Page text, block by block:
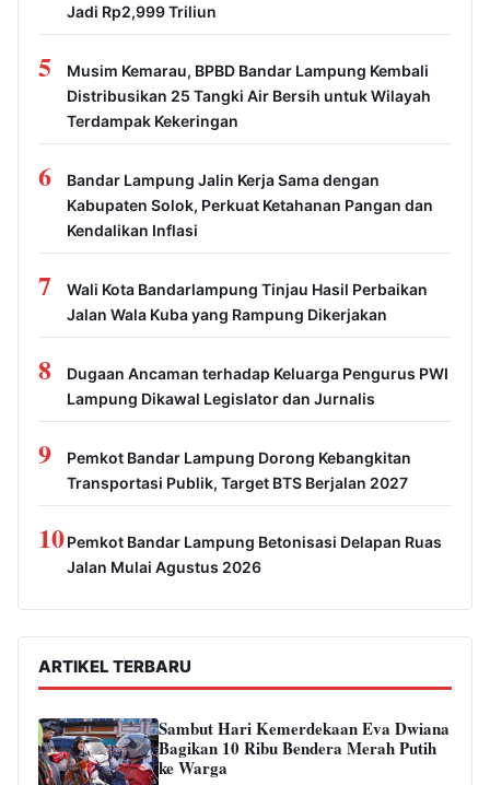
Jadi Rp2,999 Triliun
5
Musim Kemarau, BPBD Bandar Lampung Kembali
Distribusikan 25 Tangki Air Bersih untuk Wilayah
Terdampak Kekeringan
6
Bandar Lampung Jalin Kerja Sama dengan
Kabupaten Solok, Perkuat Ketahanan Pangan dan
Kendalikan Inflasi
7
Wali Kota Bandarlampung Tinjau Hasil Perbaikan
Jalan Wala Kuba yang Rampung Dikerjakan
8
Dugaan Ancaman terhadap Keluarga Pengurus PWI
Lampung Dikawal Legislator dan Jurnalis
9
Pemkot Bandar Lampung Dorong Kebangkitan
Transportasi Publik, Target BTS Berjalan 2027
10Pemkot Bandar Lampung Betonisasi Delapan Ruas
Jalan Mulai Agustus 2026
ARTIKEL TERBARU
Sambut Hari Kemerdekaan Eva Dwiana
Bagikan 10 Ribu Bendera Merah Putih
ke Warga